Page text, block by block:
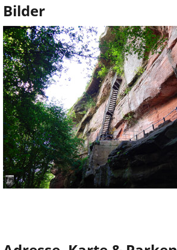
Bilder